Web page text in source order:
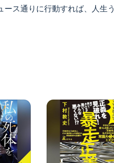
ス通りに行動すれば、人生
転し始めるが、ある日不可
全員犯人、だけど被害者、し
テリの真骨頂！